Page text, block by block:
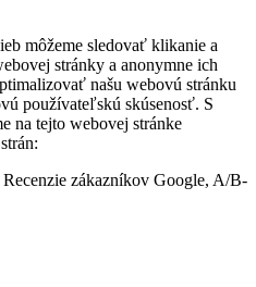
môžeme sledovať klikanie a
stránky a anonymne ich
našu webovú stránku
používateľskú skúsenosť. S
na tejto webovej stránke
zákazníkov Google, A/B-